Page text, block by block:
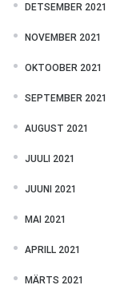
DETSEMBER 2021
NOVEMBER 2021
OKTOOBER 2021
SEPTEMBER 2021
AUGUST 2021
JUULI 2021
JUUNI 2021
MAI 2021
APRILL 2021
MÄRTS 2021